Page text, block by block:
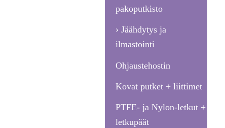
pakoputkisto
Jäähdytys ja
ilmastointi
Ohjaustehostin
Kovat putket + liittimet
PTFE- ja Nylon-letkut +
letkupäät